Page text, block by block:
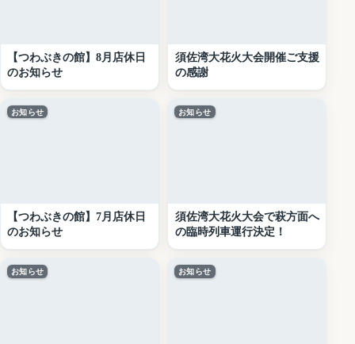
【つわぶきの館】8月店休日
のお知らせ
須佐湾大花火大会開催ご支援
の感謝
お知らせ
【つわぶきの館】7月店休日
のお知らせ
お知らせ
須佐湾大花火大会で萩方面へ
の臨時列車運行決定！
お知らせ お知らせ